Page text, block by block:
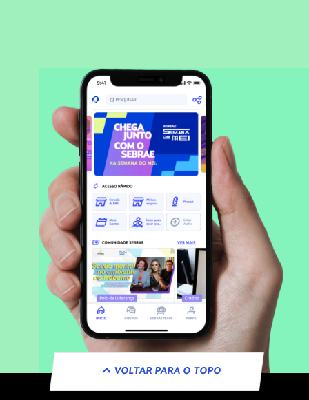
VOLTAR PARA O TOPO